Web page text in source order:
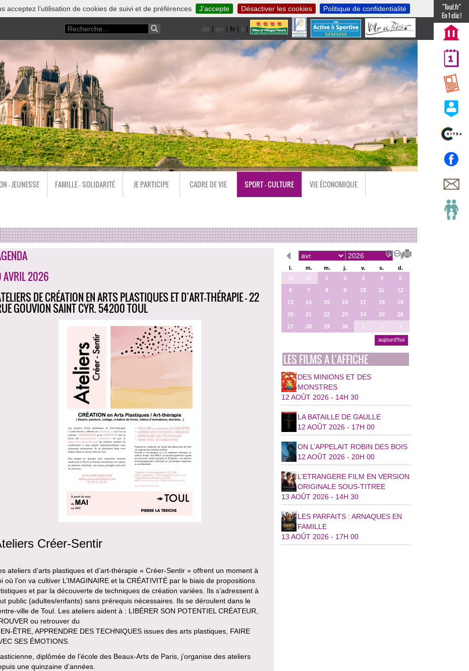
acceptez l’utilisation de cookies de suivi et de préférences J’accepte Désactiver les cookies Politique de confidentialité
de | en | fr | it |nl
"Toul.fr"
En 1 clic !
- JEUNESSE FAMILLE - SOLIDARITÉ JE PARTICIPE CADRE DE VIE SPORT - CULTURE VIE ÉCONOMIQUE
AVRIL 2026
DE CRÉATION EN ARTS PLASTIQUES ET D’ART-THÉRAPIE - 22
GOUVION SAINT CYR. 54200 TOUL
Créer-Sentir
ateliers d’arts plastiques et d’art-thérapie « Créer-Sentir » offrent un moment à
où l’on va cultiver L’IMAGINAIRE et la CRÉATIVITÉ par le biais de propositions
et par la découverte de techniques de création variées. Ils s’adressent à
public (adultes/enfants) sans prérequis nécessaires. Ils se déroulent dans le
ville de Toul. Les ateliers aident à : LIBÉRER SON POTENTIEL CRÉATEUR,
ou retrouver du
ÊTRE, APPRENDRE DES TECHNIQUES issues des arts plastiques, FAIRE
SES ÉMOTIONS.
diplômée de l’école des Beaux-Arts de Paris, j’organise des ateliers
une quinzaine d’années.
l. m. m. j. v. s.
d.
30
31 1 2 3 4
5
6
7 8 9 10 11
12
13
14 15 16 17 18
19
20
21 22 23 24 25
26
27
28 29 30 1 2 3
aujourd’hui
LES FILMS A L’AFFICHE
DES MINIONS ET DES
MONSTRES
12 AOÛT 2026 - 14H 30
LA BATAILLE DE GAULLE
12 AOÛT 2026 - 17H 00
ON L’APPELAIT ROBIN DES BOIS
12 AOÛT 2026 - 20H 00
L’ETRANGERE FILM EN VERSION
ORIGINALE SOUS-TITREE
13 AOÛT 2026 - 14H 30
LES PARFAITS : ARNAQUES EN
FAMILLE
13 AOÛT 2026 - 17H 00